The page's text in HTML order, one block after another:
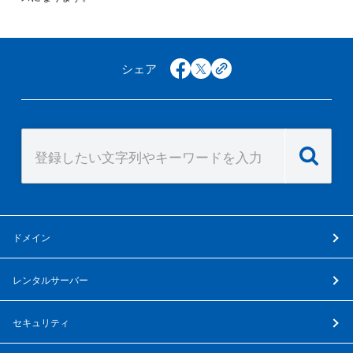
シェア facebook
x copy
ドメイン
レンタルサーバー
セキュリティ